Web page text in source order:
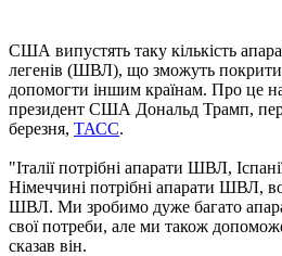
США випустять таку кількість
легенів (ШВЛ), що зможуть покрити
допомогти іншим країнам. Про це
президент США Дональд Трамп,
березня, ТАСС.
"Італії потрібні апарати ШВЛ,
Німеччині потрібні апарати ШВЛ,
ШВЛ. Ми зробимо дуже багато
свої потреби, але ми також
сказав він.